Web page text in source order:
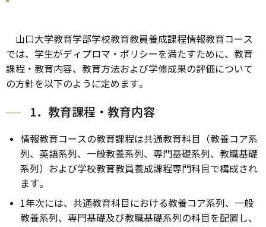
山口大学教育学部学校教育教員養成課程情報教育コース
では、学生がディプロマ・ポリシーを満たすために、教育
課程・教育内容、教育方法および学修成果の評価について
の方針を以下のように定めます。
1．教育課程・教育内容
情報教育コースの教育課程は共通教育科目（教養コア系
列、英語系列、一般教養系列、専門基礎系列、教職基礎
系列）および学校教育教員養成課程専門科目で構成され
ます。
1年次には、共通教育科目における教養コア系列、一般
教養系列、専門基礎及び教職基礎系列の科目を配置し、